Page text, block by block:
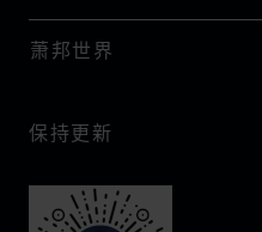
萧邦世界
保持更新